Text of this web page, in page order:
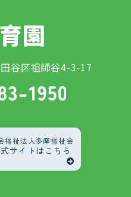
谷区祖師谷4-3-17
福祉法人多摩福祉会
サイトはこちら